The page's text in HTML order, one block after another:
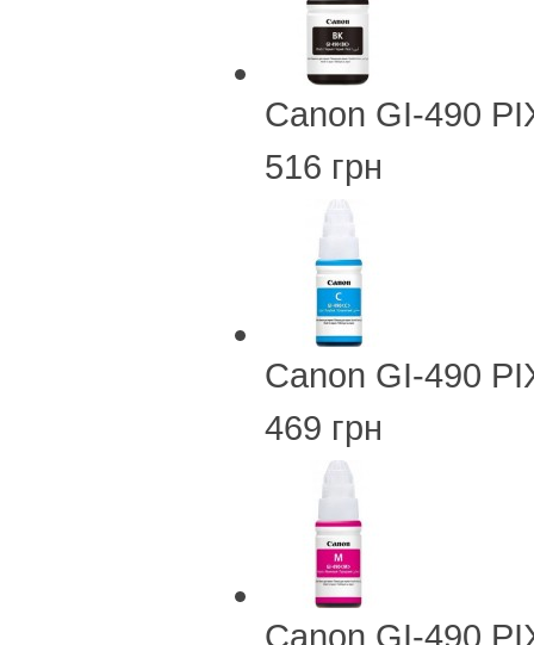
Canon GI-490
516 грн
Canon GI-490
469 грн
Canon GI-490